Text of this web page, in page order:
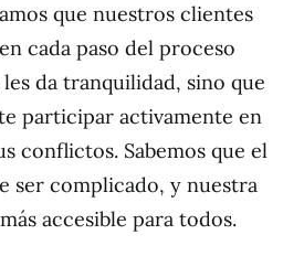
que nuestros clientes
cada paso del proceso
da tranquilidad, sino que
participar activamente en
conflictos. Sabemos que el
ser complicado, y nuestra
accesible para todos.